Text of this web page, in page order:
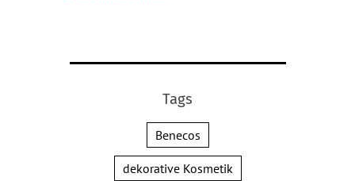
Tags
Benecos
dekorative Kosmetik